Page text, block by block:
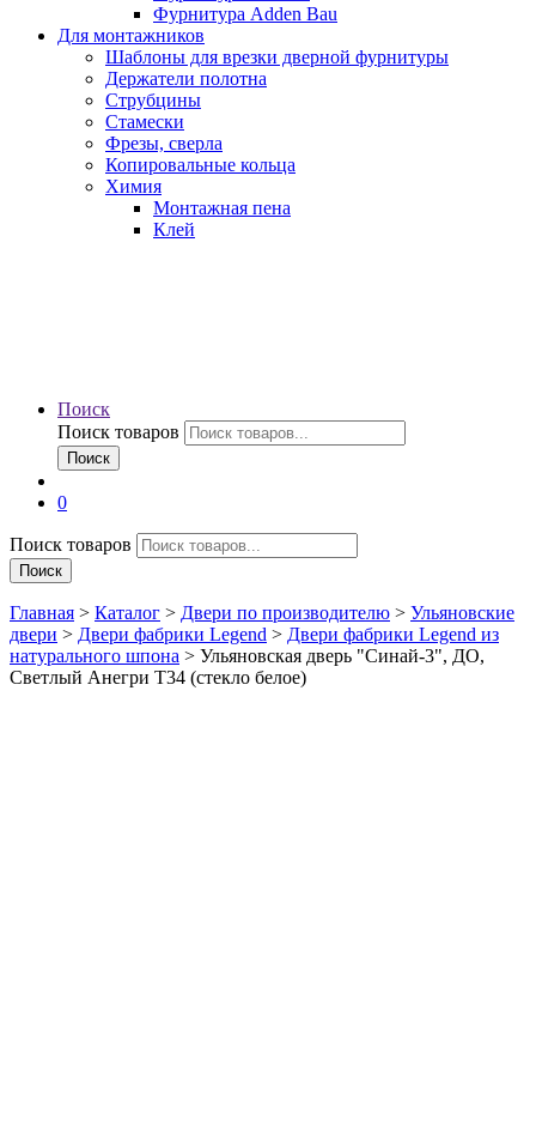
Фурнитура Adden Bau
Для монтажников
Шаблоны для врезки дверной фурнитуры
Держатели полотна
Струбцины
Стамески
Фрезы, сверла
Копировальные кольца
Химия
Монтажная пена
Клей
Поиск
Поиск товаров
Поиск
0
Поиск товаров
Поиск
Главная > Каталог > Двери по производителю > Ульяновские
двери > Двери фабрики Legend > Двери фабрики Legend из
натурального шпона > Ульяновская дверь "Синай-3", ДО,
Светлый Анегри Т34 (стекло белое)